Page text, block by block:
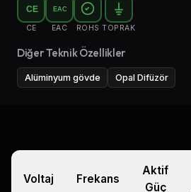
CE
CE
EAC
EAC ROHS TOPRAK
Diğer Teknik Özellikler
Alüminyum gövde Opal Difüzör
Voltaj Frekans
Aktif
Güç